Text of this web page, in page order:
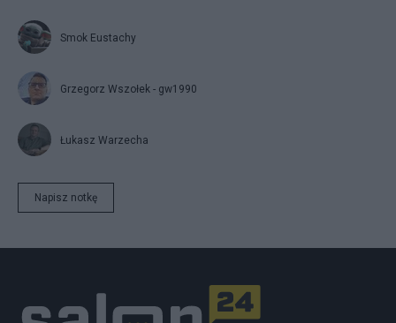
Smok Eustachy
Grzegorz Wszołek - gw1990
Łukasz Warzecha
Napisz notkę